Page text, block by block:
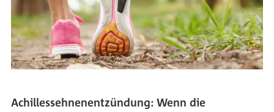
Achillessehnenentzündung: Wenn die